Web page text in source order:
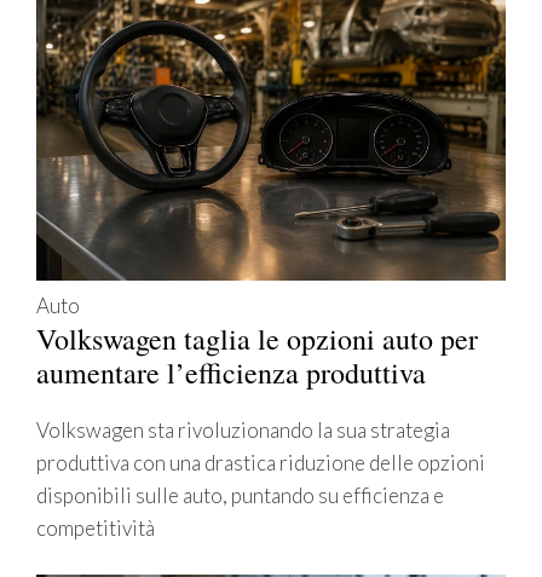
Auto
Volkswagen taglia le opzioni auto per
aumentare l’efficienza produttiva
Volkswagen sta rivoluzionando la sua strategia
produttiva con una drastica riduzione delle opzioni
disponibili sulle auto, puntando su efficienza e
competitività